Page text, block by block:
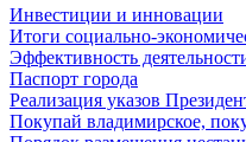
Инвестиции и инновации
Итоги социально-
Эффективность
Паспорт города
Реализация указов
Покупай владимирское,